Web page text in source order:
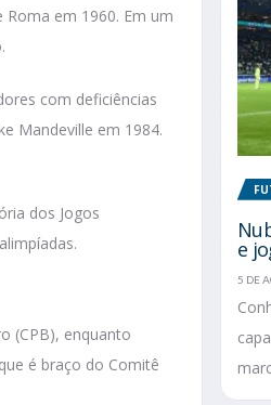
em 1960. Em um
com deficiências
Mandeville em 1984.
dos Jogos
(CPB), enquanto
é braço do Comitê
e
5 DE